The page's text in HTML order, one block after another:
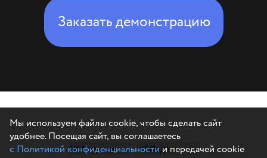
Заказать демонстрацию
Поделиться Поделиться
Мы используем файлы cookie, чтобы сделать сайт
удобнее. Посещая сайт, вы соглашаетесь
с Политикой конфиденциальностии передачей cookie